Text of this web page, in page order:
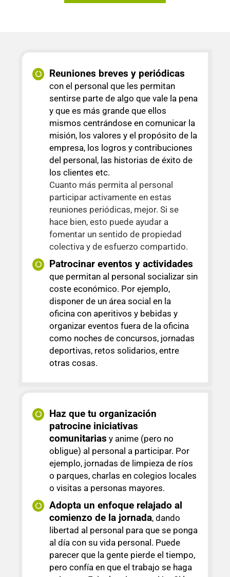
Reuniones breves y periódicas
con el personal que les permitan
sentirse parte de algo que vale la pena
y que es más grande que ellos
mismos centrándose en comunicar la
misión, los valores y el propósito de la
empresa, los logros y contribuciones
del personal, las historias de éxito de
los clientes etc.
Cuanto más permita al personal
participar activamente en estas
reuniones periódicas, mejor. Si se
hace bien, esto puede ayudar a
fomentar un sentido de propiedad
colectiva y de esfuerzo compartido.
Patrocinar eventos y actividades
que permitan al personal socializar sin
coste económico. Por ejemplo,
disponer de un área social en la
oficina con aperitivos y bebidas y
organizar eventos fuera de la oficina
como noches de concursos, jornadas
deportivas, retos solidarios, entre
otras cosas.
Haz que tu organización
patrocine iniciativas
comunitarias y anime (pero no
obligue) al personal a participar. Por
ejemplo, jornadas de limpieza de ríos
o parques, charlas en colegios locales
o visitas a personas mayores.
Adopta un enfoque relajado al
comienzo de la jornada, dando
libertad al personal para que se ponga
al día con su vida personal. Puede
parecer que la gente pierde el tiempo,
pero confía en que el trabajo se haga